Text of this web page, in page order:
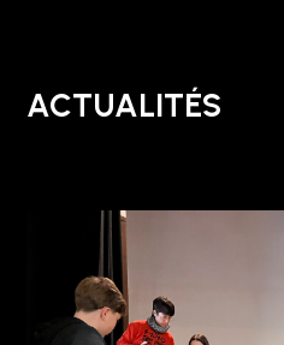
ACTUALITÉS